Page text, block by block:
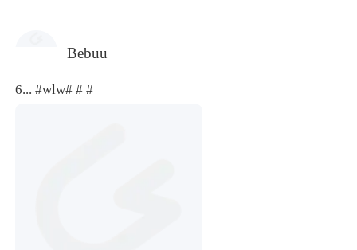
Bebuu
6...#wlw# # #